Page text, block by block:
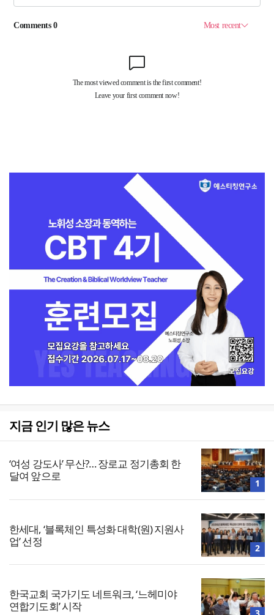
지금 인기 많은 뉴스
‘여성 강도사’ 무산?… 장로교 정기총회 한
달여 앞으로
1
한세대, ‘블록체인 특성화 대학(원) 지원사
업’ 선정
2
한국교회 국가기도 네트워크, ‘느헤미야
연합기도회’ 시작